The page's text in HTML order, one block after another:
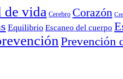
de vida Cerebro Corazón
Equilibrio Escaneo del cuerpo
Prevención